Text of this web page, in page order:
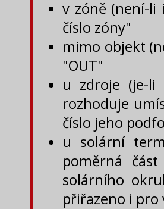
v zóně (není-li
číslo zóny"
mimo objekt
"OUT"
u zdroje (je-li
rozhoduje
číslo jeho
u solární
poměrná
solárního
přiřazeno i pro